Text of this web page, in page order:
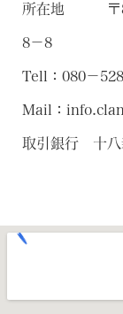
所在地 〒
8－8
Tell：080－
Mail：
取引銀行 十八